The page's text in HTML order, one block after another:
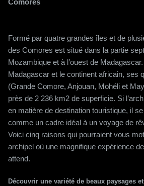
Formé par quatre grandes îles et de
des Comores est situé dans la partie
Mozambique et à l’ouest de
Madagascar et le continent africain, ses
(Grande Comore, Anjouan, Mohéli et
près de 2 236 km2 de superficie. Si
en matière de destination touristique, il
comme un cadre idéal à un voyage de
Voici cinq raisons qui pourraient vous
archipel où une magnifique expérience
attend.
Découvrir une variété de beaux paysages